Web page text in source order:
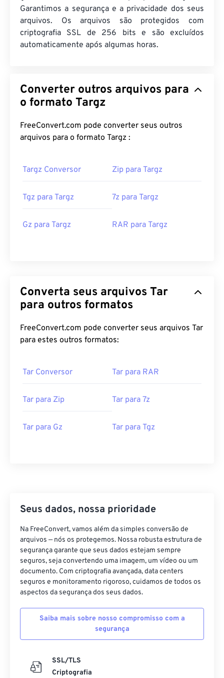
Garantimos a segurança e a privacidade dos seus
arquivos. Os arquivos são protegidos com
criptografia SSL de 256 bits e são excluídos
automaticamente após algumas horas.
Converter outros arquivos para
o formato Targz
FreeConvert.com pode converter seus outros
arquivos para o formato Targz :
Targz Conversor Zip para Targz
Tgz para Targz 7z para Targz
Gz para Targz RAR para Targz
Converta seus arquivos Tar
para outros formatos
FreeConvert.com pode converter seus arquivos Tar
para estes outros formatos:
Tar Conversor Tar para RAR
Tar para Zip Tar para 7z
Tar para Gz Tar para Tgz
Seus dados, nossa prioridade
Na FreeConvert, vamos além da simples conversão de
arquivos — nós os protegemos. Nossa robusta estrutura de
segurança garante que seus dados estejam sempre
seguros, seja convertendo uma imagem, um vídeo ou um
documento. Com criptografia avançada, data centers
seguros e monitoramento rigoroso, cuidamos de todos os
aspectos da segurança dos seus dados.
Saiba mais sobre nosso compromisso com a
segurança
SSL/TLS
Criptografia